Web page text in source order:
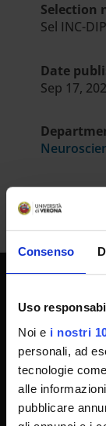
Consenso
Uso
Noi e i nostri
personali, ad
tecnologie
alle
pubblicare
Selection
Sel INC-
Date
Sep 17,
Transparency
Official
Job vacancies